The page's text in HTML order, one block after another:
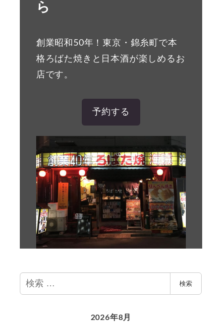
ら
創業昭和50年！東京・錦糸町で本
格ろばた焼きと日本酒が楽しめるお
店です。
予約する
検
索
検索
2026年8月